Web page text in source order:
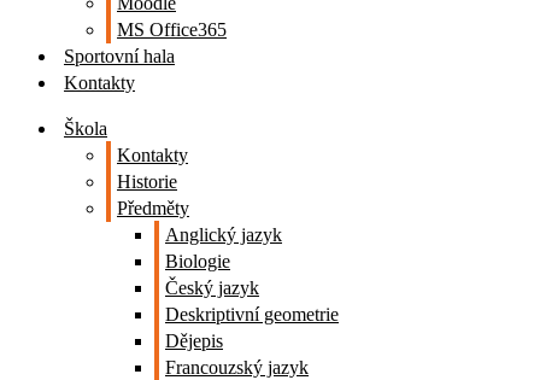
MS Office365
Sportovní hala
Kontakty
Škola
Kontakty
Historie
Předměty
Anglický jazyk
Biologie
Český jazyk
Deskriptivní geometrie
Dějepis
Francouzský jazyk